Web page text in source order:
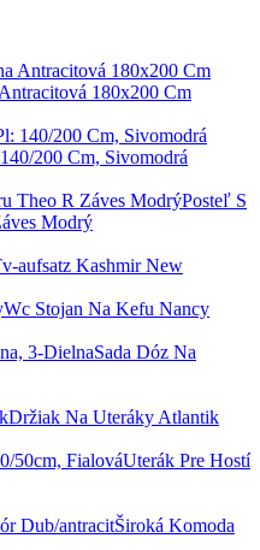
180x200 Cm
200 Cm, Sivomodrá
Posteľ S
Modrý
aufsatz Kashmir New
Wc Stojan Na Kefu Nancy
Sada Dóz Na
Držiak Na Uteráky Atlantik
Uterák Pre Hostí
Široká Komoda